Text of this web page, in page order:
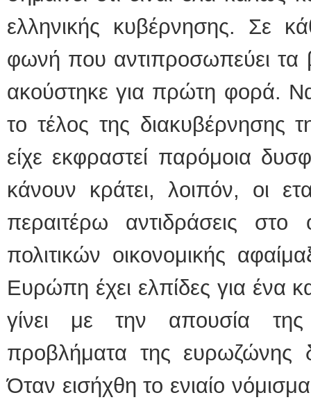
ελληνικής κυβέρνησης. Σε
φωνή που αντιπροσωπεύει
ακούστηκε για πρώτη φορά.
το τέλος της
είχε εκφραστεί παρόμοια
κάνουν κράτει, λοιπόν, οι
περαιτέρω αντιδράσεις
πολιτικών οικονομικής
Ευρώπη έχει ελπίδες για ένα
γίνει με την απουσία
προβλήματα της ευρωζώνης
Όταν εισήχθη το ενιαίο